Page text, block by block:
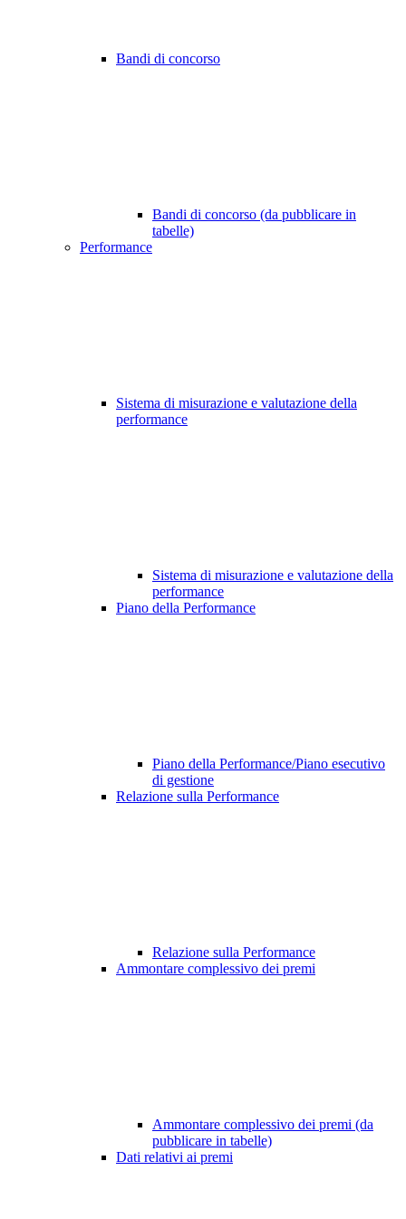
Bandi di concorso
Bandi di concorso (da pubblicare in
tabelle)
Performance
Sistema di misurazione e valutazione della
performance
Sistema di misurazione e valutazione della
performance
Piano della Performance
Piano della Performance/Piano esecutivo
di gestione
Relazione sulla Performance
Relazione sulla Performance
Ammontare complessivo dei premi
Ammontare complessivo dei premi (da
pubblicare in tabelle)
Dati relativi ai premi